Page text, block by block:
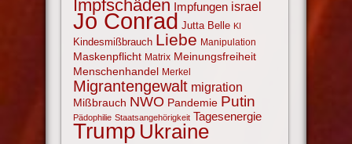
Impfschäden Impfungen israel
Jo Conrad Jutta Belle KI
Kindesmißbrauch Liebe Manipulation
Maskenpflicht Matrix Meinungsfreiheit
Menschenhandel Merkel
Migrantengewalt migration
Mißbrauch NWO Pandemie Putin
Pädophilie Staatsangehörigkeit Tagesenergie
Trump Ukraine